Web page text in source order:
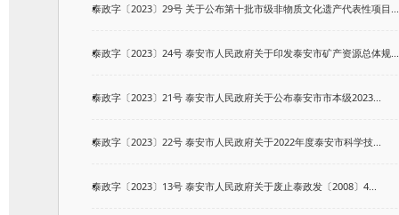
泰政字〔2023〕29号 关于公布第十批市级非物质文化遗产代表性项目...
泰政字〔2023〕24号 泰安市人民政府关于印发泰安市矿产资源总体规...
泰政字〔2023〕21号 泰安市人民政府关于公布泰安市市本级2023...
泰政字〔2023〕22号 泰安市人民政府关于2022年度泰安市科学技...
泰政字〔2023〕13号 泰安市人民政府关于废止泰政发〔2008〕4...